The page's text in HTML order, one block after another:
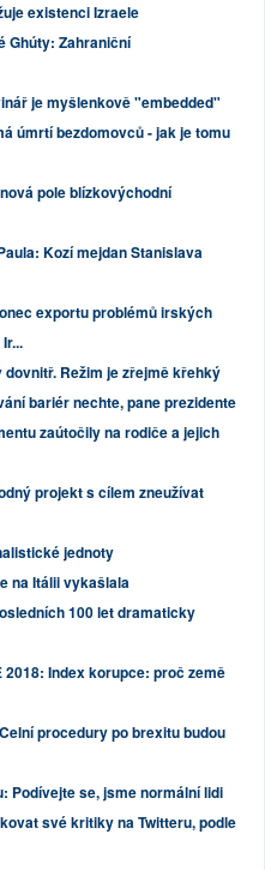
existenci Izraele
Ghúty: Zahraniční
je myšlenkově "embedded"
úmrtí bezdomovců - jak je tomu
pole blízkovýchodní
Kozí mejdan Stanislava
exportu problémů irských
Režim je zřejmě křehký
bariér nechte, pane prezidente
zaútočily na rodiče a jejich
projekt s cílem zneužívat
jednoty
na Itálii vykašlala
100 let dramaticky
2018: Index korupce: proč země
procedury po brexitu budou
Podívejte se, jsme normální lidi
své kritiky na Twitteru, podle